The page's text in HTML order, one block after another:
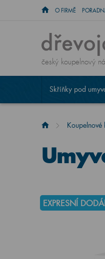
O FIRMĚ
český koupelnový
Skříňky pod
Koupelnové
EXPRESNÍ